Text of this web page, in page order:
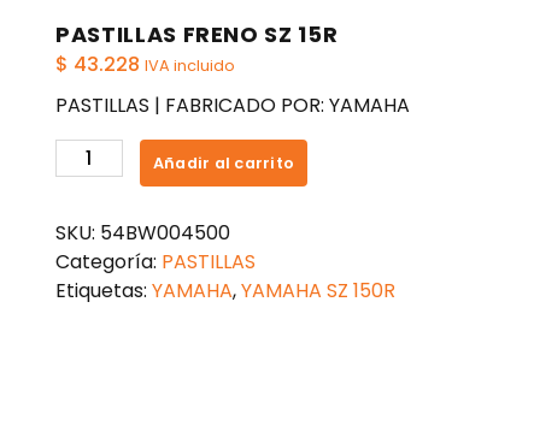
PASTILLAS FRENO SZ 15R
$ 43.228 IVA incluido
PASTILLAS | FABRICADO POR: YAMAHA
PASTILLAS
FRENO
15R
cantidad
Añadir al carrito
SKU: 54BW004500
Categoría: PASTILLAS
Etiquetas: YAMAHA,YAMAHA SZ 150R